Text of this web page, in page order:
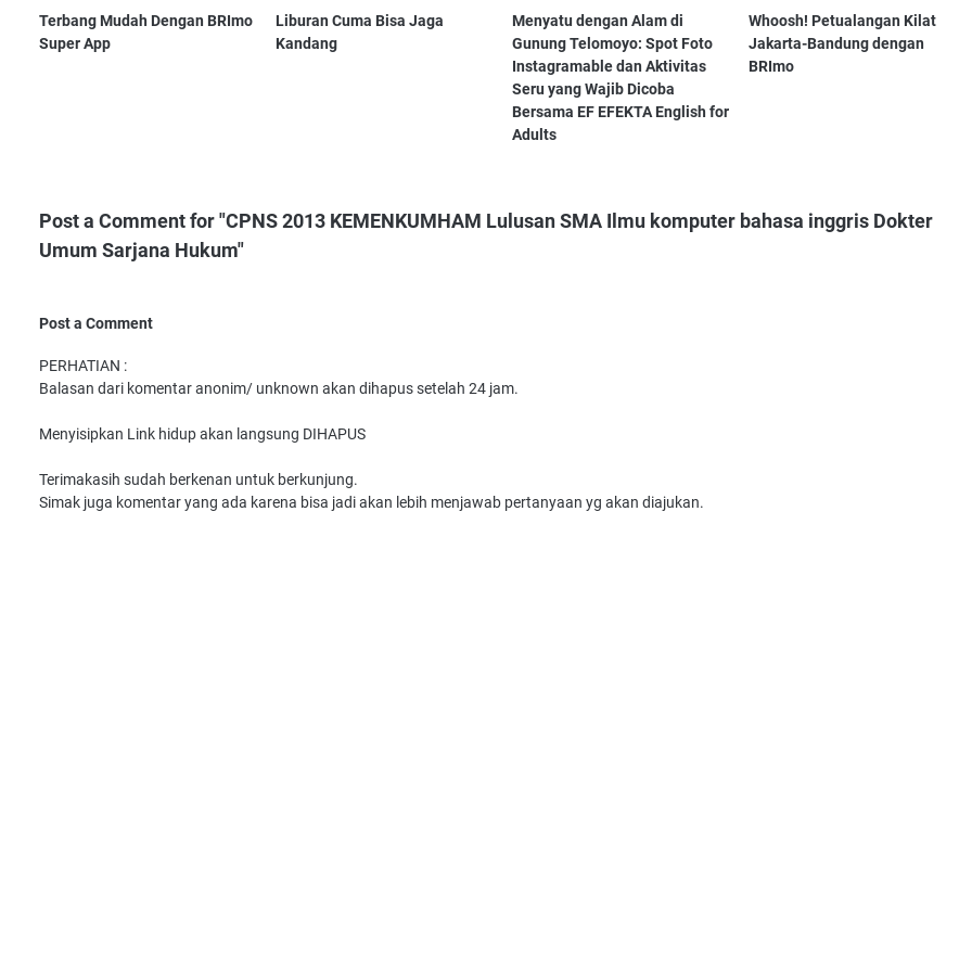
Terbang Mudah Dengan BRImo
Super App
Liburan Cuma Bisa Jaga
Kandang
Menyatu dengan Alam di
Gunung Telomoyo: Spot Foto
Instagramable dan Aktivitas
Seru yang Wajib Dicoba
Bersama EF EFEKTA English for
Adults
Whoosh! Petualangan Kilat
Jakarta-Bandung dengan
BRImo
Post a Comment for "CPNS 2013 KEMENKUMHAM Lulusan SMA Ilmu komputer bahasa inggris Dokter
Umum Sarjana Hukum"
Post a Comment
PERHATIAN :
Balasan dari komentar anonim/ unknown akan dihapus setelah 24 jam.
Menyisipkan Link hidup akan langsung DIHAPUS
Terimakasih sudah berkenan untuk berkunjung.
Simak juga komentar yang ada karena bisa jadi akan lebih menjawab pertanyaan yg akan diajukan.